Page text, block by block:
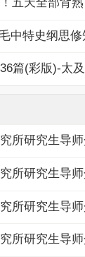
中特史纲思
篇(彩版)-太
所研究生导
所研究生导
所研究生导
所研究生导